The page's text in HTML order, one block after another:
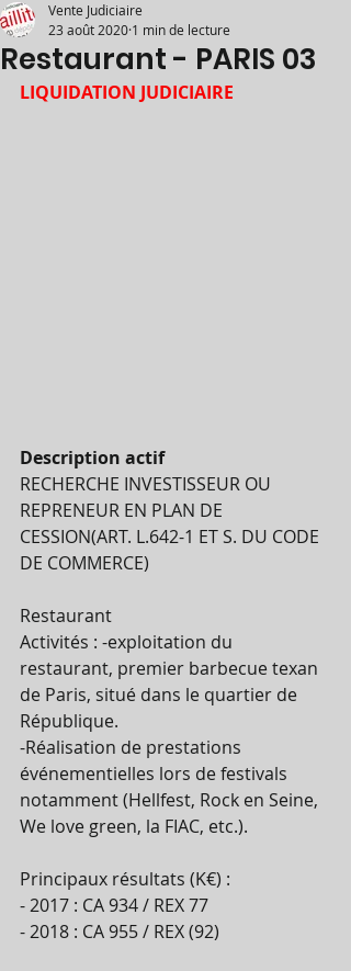
Restaurant - PARIS 03
Vente Judiciaire
23 août 2020 1 min de lecture
LIQUIDATION JUDICIAIRE
Description actif
RECHERCHE INVESTISSEUR OU
REPRENEUR EN PLAN DE
CESSION(ART. L.642-1 ET S. DU CODE
DE COMMERCE)
Restaurant
Activités : -exploitation du
restaurant, premier barbecue texan
de Paris, situé dans le quartier de
République.
-Réalisation de prestations
événementielles lors de festivals
notamment (Hellfest, Rock en Seine,
We love green, la FIAC, etc.).
Principaux résultats (K€) :
- 2017 : CA 934 / REX 77
- 2018 : CA 955 / REX (92)